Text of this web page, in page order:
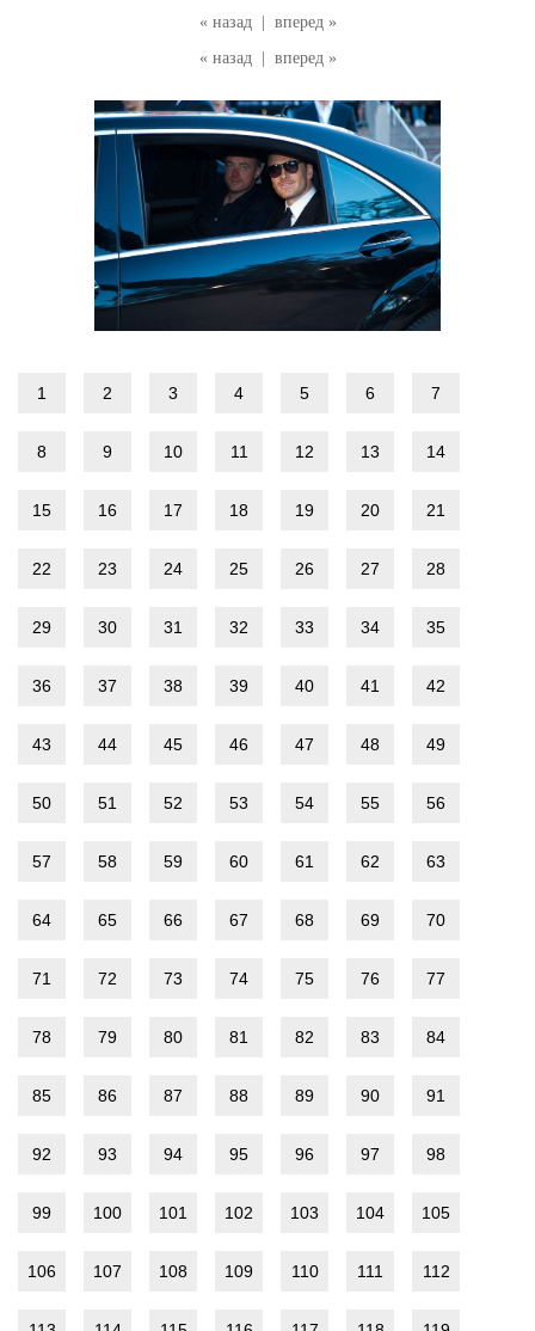
« назад
вперед »
« назад
вперед »
1 2 3 4 5 6 7
8 9 10 11 12 13 14
15 16 17 18 19 20 21
22 23 24 25 26 27 28
29 30 31 32 33 34 35
36 37 38 39 40 41 42
43 44 45 46 47 48 49
50 51 52 53 54 55 56
57 58 59 60 61 62 63
64 65 66 67 68 69 70
71 72 73 74 75 76 77
78 79 80 81 82 83 84
85 86 87 88 89 90 91
92 93 94 95 96 97 98
99 100 101 102 103 104 105
106 107 108 109 110 111 112